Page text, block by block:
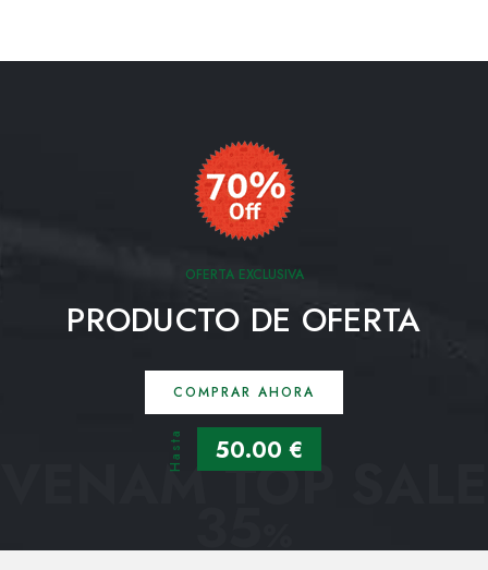
OFERTA EXCLUSIVA
PRODUCTO DE OFERTA
COMPRAR AHORA
Hasta 50.00 €
VENAM TOP SALE
35